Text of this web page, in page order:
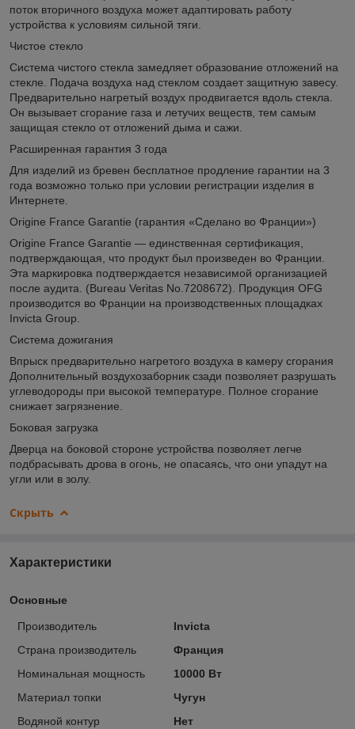
поток вторичного воздуха может адаптировать работу
устройства к условиям сильной тяги.
Чистое стекло
Система чистого стекла замедляет образование отложений на
стекле. Подача воздуха над стеклом создает защитную завесу.
Предварительно нагретый воздух продвигается вдоль стекла.
Он вызывает сгорание газа и летучих веществ, тем самым
защищая стекло от отложений дыма и сажи.
Расширенная гарантия 3 года
Для изделий из бревен бесплатное продление гарантии на 3
года возможно только при условии регистрации изделия в
Интернете.
Origine France Garantie (гарантия «Сделано во Франции»)
Origine France Garantie — единственная сертификация,
подтверждающая, что продукт был произведен во Франции.
Эта маркировка подтверждается независимой организацией
после аудита. (Bureau Veritas No.7208672). Продукция OFG
производится во Франции на производственных площадках
Invicta Group.
Система дожигания
Впрыск предварительно нагретого воздуха в камеру сгорания
Дополнительный воздухозаборник сзади позволяет разрушать
углеводороды при высокой температуре. Полное сгорание
снижает загрязнение.
Боковая загрузка
Дверца на боковой стороне устройства позволяет легче
подбрасывать дрова в огонь, не опасаясь, что они упадут на
угли или в золу.
Скрыть
Характеристики
Основные
Производитель
Invicta
Страна производитель
Франция
Номинальная мощность
10000 Вт
Материал топки
Чугун
Водяной контур
Нет